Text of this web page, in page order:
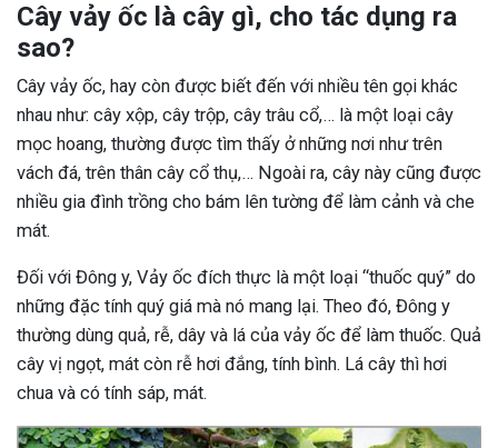
Cây vảy ốc là cây gì, cho tác dụng ra
sao?
Cây vảy ốc, hay còn được biết đến với nhiều tên gọi khác
nhau như: cây xộp, cây trộp, cây trâu cổ,… là một loại cây
mọc hoang, thường được tìm thấy ở những nơi như trên
vách đá, trên thân cây cổ thụ,… Ngoài ra, cây này cũng được
nhiều gia đình trồng cho bám lên tường để làm cảnh và che
mát.
Đối với Đông y, Vảy ốc đích thực là một loại “thuốc quý” do
những đặc tính quý giá mà nó mang lại. Theo đó, Đông y
thường dùng quả, rễ, dây và lá của vảy ốc để làm thuốc. Quả
cây vị ngọt, mát còn rễ hơi đắng, tính bình. Lá cây thì hơi
chua và có tính sáp, mát.